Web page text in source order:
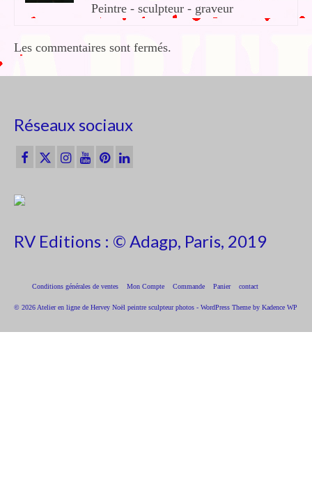
Peintre - sculpteur - graveur
Les commentaires sont fermés.
Réseaux sociaux
RV Editions : © Adagp, Paris, 2019
Conditions générales de ventes Mon Compte Commande Panier contact
© 2026 Atelier en ligne de Hervey Noël peintre sculpteur photos - WordPress Theme by Kadence WP